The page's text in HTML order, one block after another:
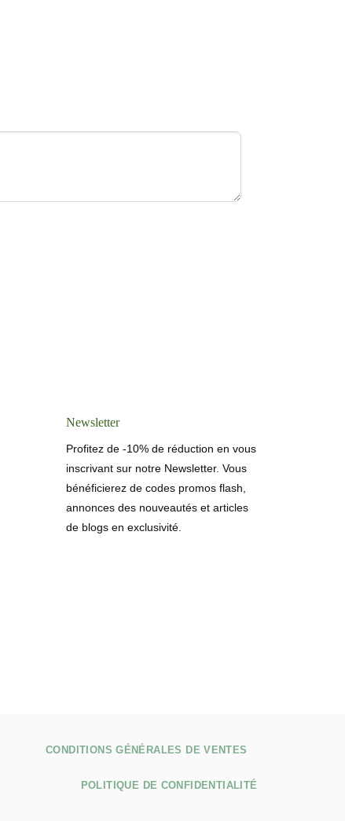
Newsletter
Profitez de -10% de réduction en vous
inscrivant sur notre Newsletter. Vous
bénéficierez de codes promos flash,
annonces des nouveautés et articles
de blogs en exclusivité.
CONDITIONS GÉNÉRALES DE VENTES
POLITIQUE DE CONFIDENTIALITÉ